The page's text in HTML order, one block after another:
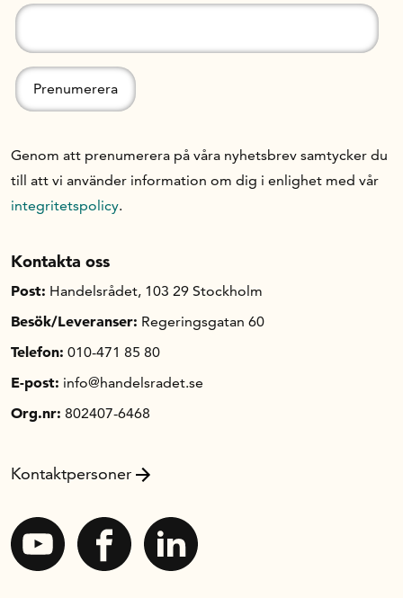
Genom att prenumerera på våra nyhetsbrev samtycker du
till att vi använder information om dig i enlighet med vår
integritetspolicy.
Kontakta oss
Post: Handelsrådet, 103 29 Stockholm
Besök/Leveranser: Regeringsgatan 60
Telefon: 010-471 85 80
E-post: info@handelsradet.se
Org.nr: 802407-6468
Kontaktpersoner